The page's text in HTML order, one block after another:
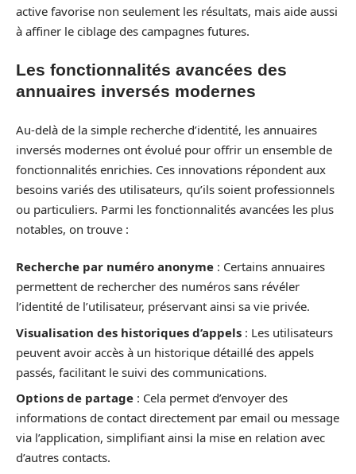
active favorise non seulement les résultats, mais aide aussi
à affiner le ciblage des campagnes futures.
Les fonctionnalités avancées des
annuaires inversés modernes
Au-delà de la simple recherche d’identité, les annuaires
inversés modernes ont évolué pour offrir un ensemble de
fonctionnalités enrichies. Ces innovations répondent aux
besoins variés des utilisateurs, qu’ils soient professionnels
ou particuliers. Parmi les fonctionnalités avancées les plus
notables, on trouve :
Recherche par numéro anonyme : Certains annuaires
permettent de rechercher des numéros sans révéler
l’identité de l’utilisateur, préservant ainsi sa vie privée.
Visualisation des historiques d’appels : Les utilisateurs
peuvent avoir accès à un historique détaillé des appels
passés, facilitant le suivi des communications.
Options de partage : Cela permet d’envoyer des
informations de contact directement par email ou message
via l’application, simplifiant ainsi la mise en relation avec
d’autres contacts.